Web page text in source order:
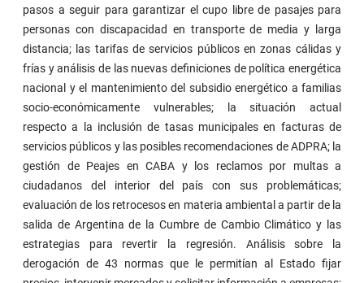
pasos a seguir para garantizar el cupo libre de pasajes para
personas con discapacidad en transporte de media y larga
distancia; las tarifas de servicios públicos en zonas cálidas y
frías y análisis de las nuevas definiciones de política energética
nacional y el mantenimiento del subsidio energético a familias
socio-económicamente vulnerables; la situación actual
respecto a la inclusión de tasas municipales en facturas de
servicios públicos y las posibles recomendaciones de ADPRA; la
gestión de Peajes en CABA y los reclamos por multas a
ciudadanos del interior del país con sus problemáticas;
evaluación de los retrocesos en materia ambiental a partir de la
salida de Argentina de la Cumbre de Cambio Climático y las
estrategias para revertir la regresión. Análisis sobre la
derogación de 43 normas que le permitían al Estado fijar